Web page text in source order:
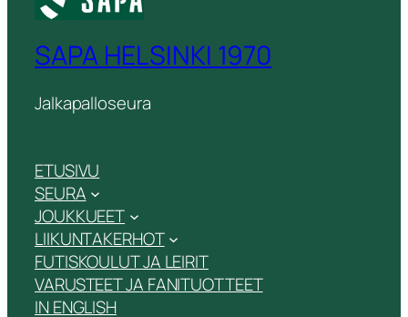
SAPA HELSINKI 1970
Jalkapalloseura
ETUSIVU
SEURA
JOUKKUEET
LIIKUNTAKERHOT
FUTISKOULUT JA LEIRIT
VARUSTEET JA FANITUOTTEET
IN ENGLISH